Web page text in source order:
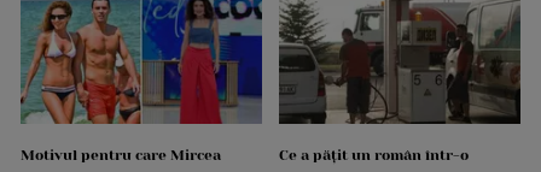
Motivul pentru care Mircea
Ce a pățit un român într-o